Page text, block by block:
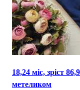
18,24 міс, зріст
метеликом